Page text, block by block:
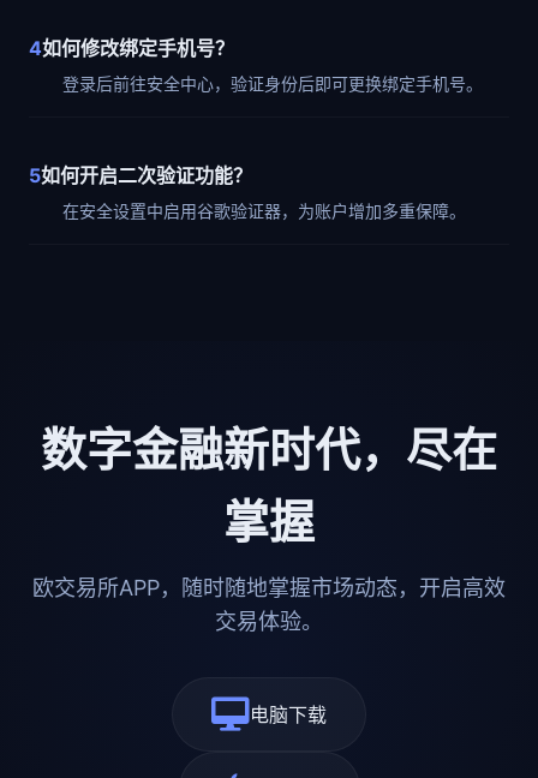
4如何修改绑定手机号？
登录后前往安全中心，验证身份后即可更换绑定手机号。
5如何开启二次验证功能？
在安全设置中启用谷歌验证器，为账户增加多重保障。
数字金融新时代，尽在
掌握
欧交易所APP，随时随地掌握市场动态，开启高效
交易体验。
电脑下载